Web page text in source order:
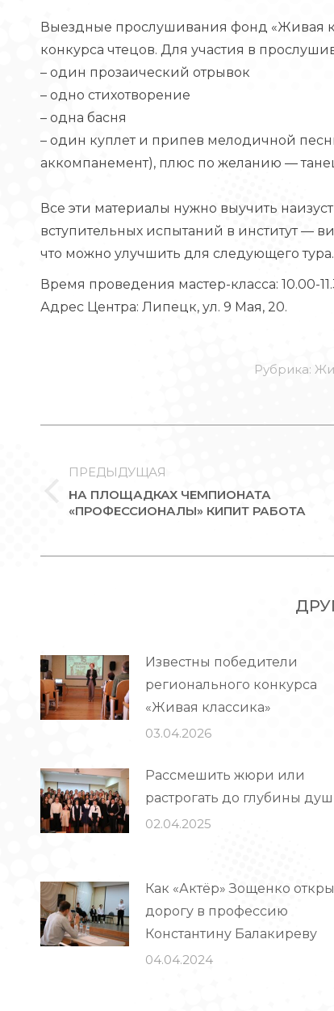
Выездные прослушивания фонд «Живая
конкурса чтецов. Для участия в
– один прозаический отрывок
– одно стихотворение
– одна басня
– один куплет и припев мелодичной
аккомпанемент), плюс по желанию —
Все эти материалы нужно выучить
вступительных испытаний в институт —
что можно улучшить для следующего тура.
Время проведения мастер-класса: 10.00-
Адрес Центра: Липецк, ул. 9 Мая, 20.
Рубрика:
ЗАПИСЯМ
ПРЕДЫДУЩАЯ
Предыдущая
НА ПЛОЩАДКАХ ЧЕМПИОНАТА
«ПРОФЕССИОНАЛЫ» КИПИТ РАБОТА
Известны победители
регионального конкурса
«Живая классика»
03.04.2026
Рассмешить жюри или
растрогать до глубины
02.04.2025
Как «Актёр» Зощенко
дорогу в профессию
Константину Балакиреву
04.04.2024